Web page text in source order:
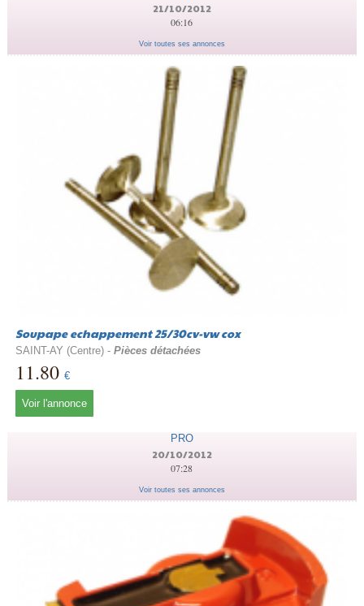
21/10/2012
06:16
Voir toutes ses annonces
Soupape echappement 25/30cv-vw cox
SAINT-AY (Centre) - Pièces détachées
11.80 €
Voir l'annonce
PRO
20/10/2012
07:28
Voir toutes ses annonces